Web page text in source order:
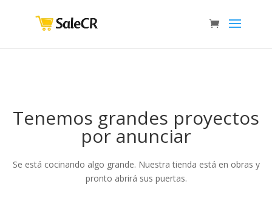
Tenemos grandes proyectos
por anunciar
Se está cocinando algo grande. Nuestra tienda está en obras y
pronto abrirá sus puertas.